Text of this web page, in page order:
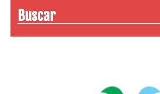
Buscar